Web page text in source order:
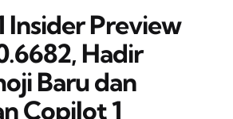
Insider Preview
Hadir
Baru dan
Copilot 1